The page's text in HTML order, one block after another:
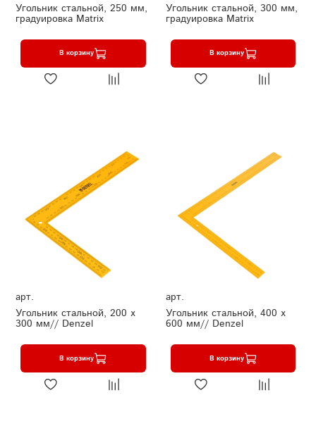
Угольник стальной, 250 мм,
градуировка Matrix
В корзину
Угольник стальной, 300 мм,
градуировка Matrix
В корзину
арт.
Угольник стальной, 200 х
300 мм// Denzel
В корзину
арт.
Угольник стальной, 400 х
600 мм// Denzel
В корзину